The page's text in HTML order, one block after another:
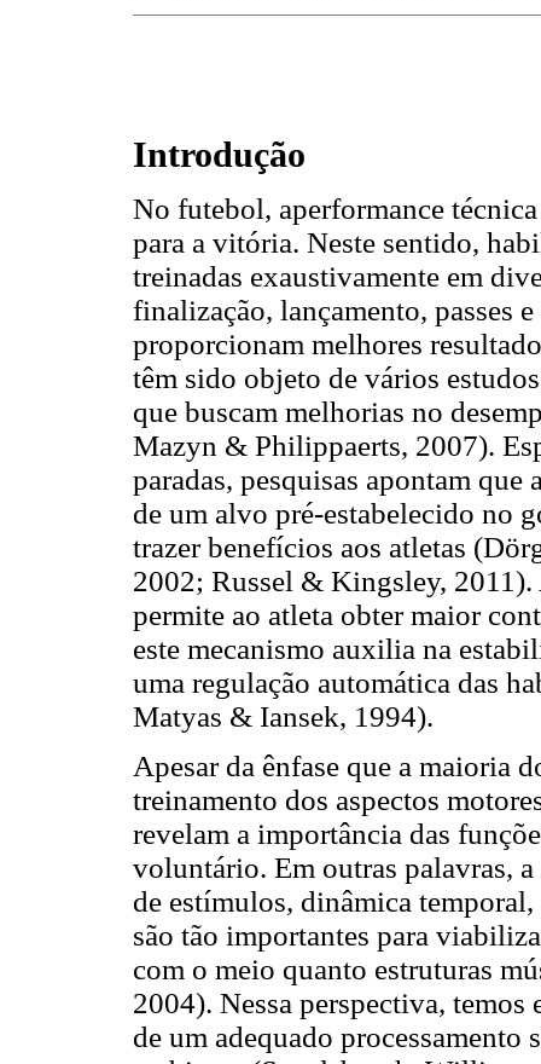
Introdução
No futebol, aperformance
para a vitória. Neste sentido,
treinadas exaustivamente em
finalização, lançamento, passes
proporcionam melhores
têm sido objeto de vários
que buscam melhorias no
Mazyn & Philippaerts, 2007).
paradas, pesquisas apontam
de um alvo pré-estabelecido no
trazer benefícios aos atletas
2002; Russel & Kingsley,
permite ao atleta obter maior
este mecanismo auxilia na
uma regulação automática das
Matyas & Iansek, 1994).
Apesar da ênfase que a maioria
treinamento dos aspectos
revelam a importância das
voluntário. Em outras palavras,
de estímulos, dinâmica
são tão importantes para
com o meio quanto estruturas
2004). Nessa perspectiva,
de um adequado